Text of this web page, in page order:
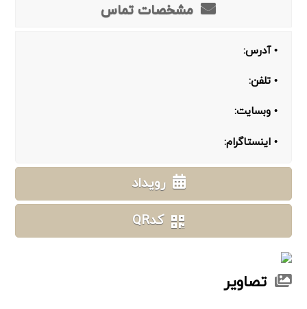
مشخصات تماس
• آدرس:
• تلفن:
• وبسایت:
• اینستاگرام:
رویداد
کدQR
تصاویر